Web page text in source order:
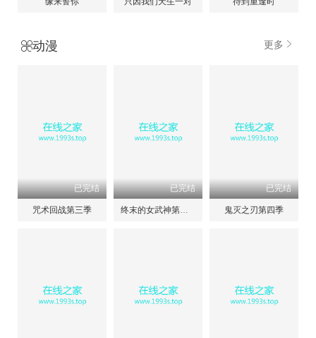
更多
动漫
已完结
咒术回战第三季
已完结
终末的女武神第三季
已完结
鬼灭之刃第四季